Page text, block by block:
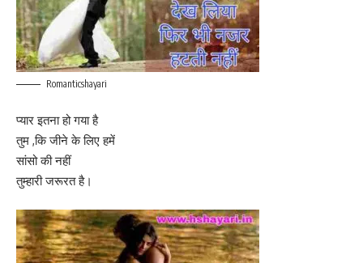
Romanticshayari
प्यार इतना हो गया है
तुम ,कि जीने के लिए हमें
सांसो की नहीं
तुम्हारी जरूरत है।